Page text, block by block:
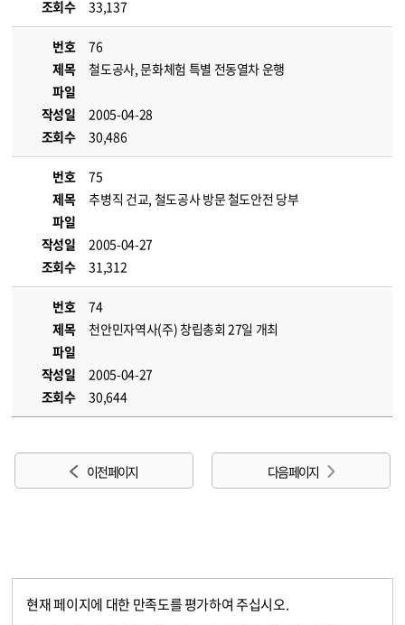
조회수
33,137
번호
76
제목
철도공사, 문화체험 특별 전동열차 운행
파일
작성일
2005-04-28
조회수
30,486
번호
75
제목
추병직 건교, 철도공사 방문 철도안전 당부
파일
작성일
2005-04-27
조회수
31,312
번호
74
제목
천안민자역사(주) 창립총회 27일 개최
파일
작성일
2005-04-27
조회수
30,644
이전 페이지 다음 페이지
현재 페이지에 대한 만족도를 평가하여 주십시오.